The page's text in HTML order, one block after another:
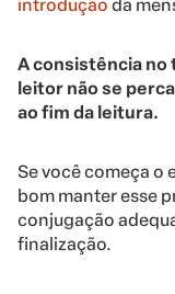
introdução da
A consistência no
leitor não se
ao fim da leitura.
Se você começa o
bom manter esse
conjugação
finalização.